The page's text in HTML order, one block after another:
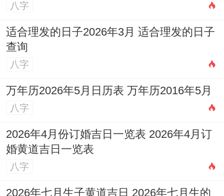
八字
适合理发的日子2026年3月 适合理发的日子
查询
八字
万年历2026年5月日历表 万年历2016年5月
八字
2026年4月份订婚吉日一览表 2026年4月订
婚黄道吉日一览表
八字
2026年七月生子黄道吉日 2026年七月生的